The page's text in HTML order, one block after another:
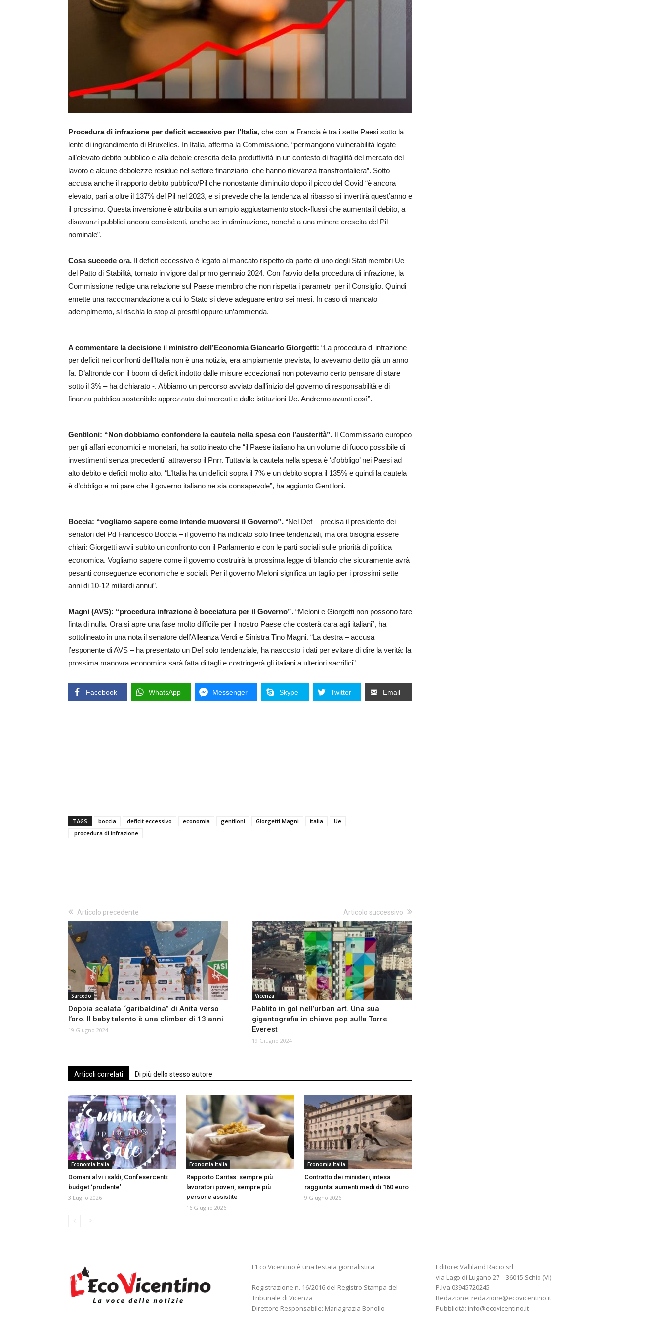
Procedura di infrazione per deficit eccessivo per l’Italia, che con la Francia è tra i sette Paesi sotto la
lente di ingrandimento di Bruxelles. In Italia, afferma la Commissione, “permangono vulnerabilità legate
all’elevato debito pubblico e alla debole crescita della produttività in un contesto di fragilità del mercato del
lavoro e alcune debolezze residue nel settore finanziario, che hanno rilevanza transfrontaliera”. Sotto
accusa anche il rapporto debito pubblico/Pil che nonostante diminuito dopo il picco del Covid “è ancora
elevato, pari a oltre il 137% del Pil nel 2023, e si prevede che la tendenza al ribasso si invertirà quest’anno e
il prossimo. Questa inversione è attribuita a un ampio aggiustamento stock-flussi che aumenta il debito, a
disavanzi pubblici ancora consistenti, anche se in diminuzione, nonché a una minore crescita del Pil
nominale”.
Cosa succede ora. Il deficit eccessivo è legato al mancato rispetto da parte di uno degli Stati membri Ue
del Patto di Stabilità, tornato in vigore dal primo gennaio 2024. Con l’avvio della procedura di infrazione, la
Commissione redige una relazione sul Paese membro che non rispetta i parametri per il Consiglio. Quindi
emette una raccomandazione a cui lo Stato si deve adeguare entro sei mesi. In caso di mancato
adempimento, si rischia lo stop ai prestiti oppure un’ammenda.
A commentare la decisione il ministro dell’Economia Giancarlo Giorgetti: “La procedura di infrazione
per deficit nei confronti dell’Italia non è una notizia, era ampiamente prevista, lo avevamo detto già un anno
fa. D’altronde con il boom di deficit indotto dalle misure eccezionali non potevamo certo pensare di stare
sotto il 3% – ha dichiarato -. Abbiamo un percorso avviato dall’inizio del governo di responsabilità e di
finanza pubblica sostenibile apprezzata dai mercati e dalle istituzioni Ue. Andremo avanti così”.
Gentiloni: “Non dobbiamo confondere la cautela nella spesa con l’austerità”. Il Commissario europeo
per gli affari economici e monetari, ha sottolineato che “il Paese italiano ha un volume di fuoco possibile di
investimenti senza precedenti” attraverso il Pnrr. Tuttavia la cautela nella spesa è ‘d’obbligo’ nei Paesi ad
alto debito e deficit molto alto. “L’Italia ha un deficit sopra il 7% e un debito sopra il 135% e quindi la cautela
è d’obbligo e mi pare che il governo italiano ne sia consapevole”, ha aggiunto Gentiloni.
Boccia: “vogliamo sapere come intende muoversi il Governo”. “Nel Def – precisa il presidente dei
senatori del Pd Francesco Boccia – il governo ha indicato solo linee tendenziali, ma ora bisogna essere
chiari: Giorgetti avvii subito un confronto con il Parlamento e con le parti sociali sulle priorità di politica
economica. Vogliamo sapere come il governo costruirà la prossima legge di bilancio che sicuramente avrà
pesanti conseguenze economiche e sociali. Per il governo Meloni significa un taglio per i prossimi sette
anni di 10-12 miliardi annui”.
Magni (AVS): “procedura infrazione è bocciatura per il Governo”. “Meloni e Giorgetti non possono fare
finta di nulla. Ora si apre una fase molto difficile per il nostro Paese che costerà cara agli italiani”, ha
sottolineato in una nota il senatore dell’Alleanza Verdi e Sinistra Tino Magni. “La destra – accusa
l’esponente di AVS – ha presentato un Def solo tendenziale, ha nascosto i dati per evitare di dire la verità: la
prossima manovra economica sarà fatta di tagli e costringerà gli italiani a ulteriori sacrifici”.
Facebook WhatsApp Messenger Skype Twitter Email
TAGS boccia deficit eccessivo economia gentiloni Giorgetti Magni italia
Ue
procedura di infrazione
Articolo precedente
Sarcedo
Doppia scalata “garibaldina” di Anita verso
l’oro. Il baby talento è una climber di 13 anni
19 Giugno 2024
Articolo successivo
Vicenza
Pablito in gol nell’urban art. Una sua
gigantografia in chiave pop sulla Torre
Everest
19 Giugno 2024
Articoli correlati Di più dello stesso autore
Economia Italia
Domani al vi i saldi, Confesercenti:
budget ‘prudente’
3 Luglio 2026
Economia Italia
Rapporto Caritas: sempre più
lavoratori poveri, sempre più
persone assistite
16 Giugno 2026
Economia Italia
Contratto dei ministeri, intesa
raggiunta: aumenti medi di 160 euro
9 Giugno 2026
L’Eco Vicentino è una testata giornalistica
Registrazione n. 16/2016 del Registro Stampa del
Tribunale di Vicenza
Direttore Responsabile: Mariagrazia Bonollo
Editore: Valliland Radio srl
via Lago di Lugano 27 – 36015 Schio (VI)
P.Iva 03945720245
Redazione: redazione@ecovicentino.it
Pubblicità: info@ecovicentino.it